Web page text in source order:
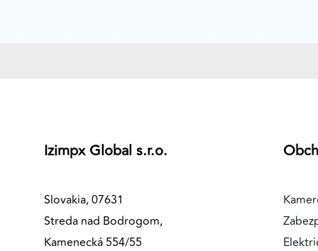
Izimpx Global s.r.o.
Slovakia, 07631
Streda nad Bodrogom,
Kamenecká 554/55